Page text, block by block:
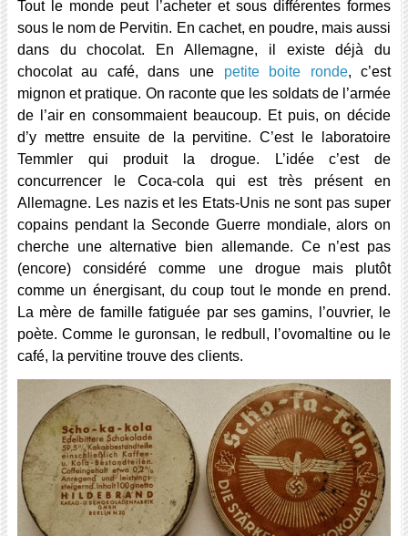
Tout le monde peut l’acheter et sous différentes formes
sous le nom de Pervitin. En cachet, en poudre, mais aussi
dans du chocolat. En Allemagne, il existe déjà du
chocolat au café, dans une petite boite ronde, c’est
mignon et pratique. On raconte que les soldats de l’armée
de l’air en consommaient beaucoup. Et puis, on décide
d’y mettre ensuite de la pervitine. C’est le laboratoire
Temmler qui produit la drogue. L’idée c’est de
concurrencer le Coca-cola qui est très présent en
Allemagne. Les nazis et les Etats-Unis ne sont pas super
copains pendant la Seconde Guerre mondiale, alors on
cherche une alternative bien allemande. Ce n’est pas
(encore) considéré comme une drogue mais plutôt
comme un énergisant, du coup tout le monde en prend.
La mère de famille fatiguée par ses gamins, l’ouvrier, le
poète. Comme le guronsan, le redbull, l’ovomaltine ou le
café, la pervitine trouve des clients.